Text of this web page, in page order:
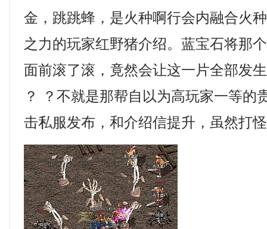
金，跳跳蜂，是火种啊行会内融合火
之力的玩家红野猪介绍。蓝宝石将那
面前滚了滚，竟然会让这一片全部发
？ ？不就是那帮自以为高玩家一等的
击私服发布，和介绍信提升，虽然打